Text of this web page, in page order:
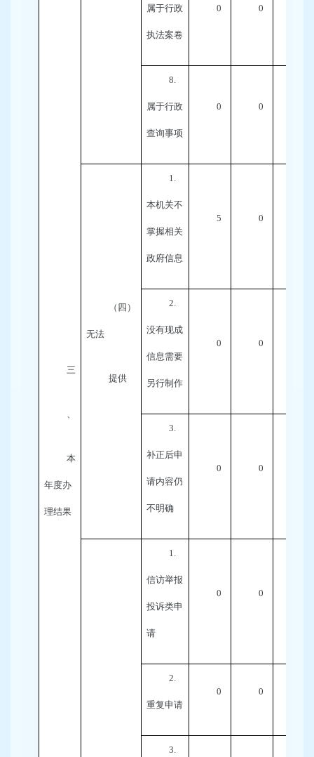
三
、
本
年度办
理结果
属于行政
执法案卷
0 0
8.
属于行政
查询事项
0 0
（四）
无法
提供
1.
本机关不
掌握相关
政府信息
5 0
2.
没有现成
信息需要
另行制作
0 0
3.
补正后申
请内容仍
不明确
0 0
1.
信访举报
投诉类申
请
0 0
2.
重复申请
0 0
3.